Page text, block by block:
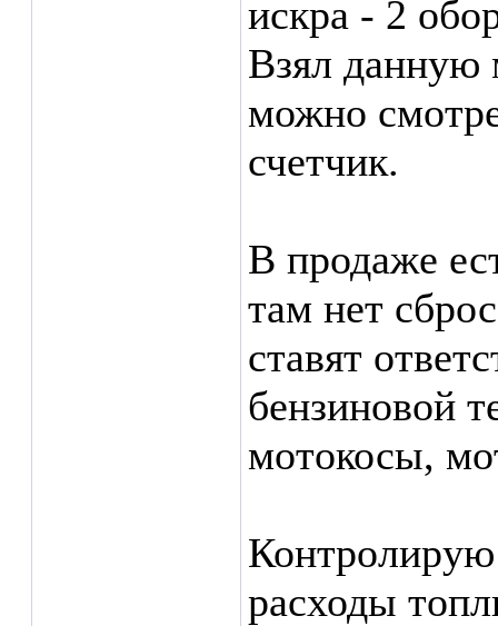
искра - 2
Взял данную
можно
счетчик.
В продаже
там нет
ставят
бензиновой
мотокосы,
расходы